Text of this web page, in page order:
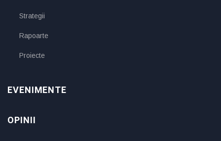
Strategii
Rapoarte
Proiecte
EVENIMENTE
OPINII